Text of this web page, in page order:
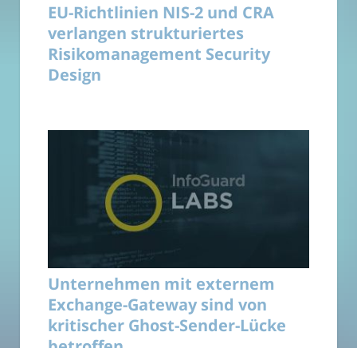
EU-Richtlinien NIS-2 und CRA
verlangen strukturiertes
Risikomanagement Security
Design
Unternehmen mit externem
Exchange-Gateway sind von
kritischer Ghost-Sender-Lücke